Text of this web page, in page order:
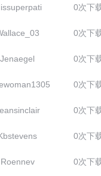
0次下
0次下
Jenaegel 0次下
0次下
0次下
0次下
Roennev 0次下